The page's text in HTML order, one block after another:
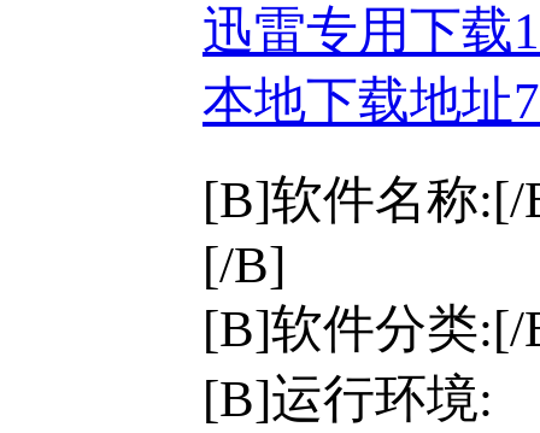
迅雷专用下载
本地下载地址
[B]软件名称:[/
[/B]
[B]软件分类
[B]运行环境: